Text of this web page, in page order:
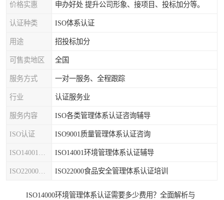
价格实惠 申办好处 提升公司形象、接项目、投标加分等。
认证种类 ISO体系认证
用途 招投标加分
可售卖地区 全国
服务方式 一对一服务、全程跟踪
行业 认证服务业
服务内容 ISO各类管理体系认证咨询辅导
ISO认证 ISO9001质量管理体系认证咨询
ISO14001环境管理体系认证辅导
ISO22000食品安全管理体系认证培训
ISO14000环境管理体系认证需要多少费用？全面解析与